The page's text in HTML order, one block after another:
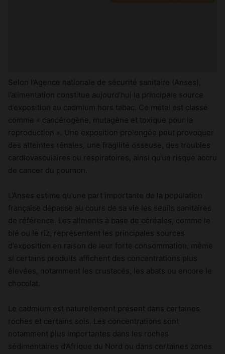
Selon l’Agence nationale de sécurité sanitaire (Anses),
l’alimentation constitue aujourd’hui la principale source
d’exposition au cadmium hors tabac. Ce métal est classé
comme « cancérogène, mutagène et toxique pour la
reproduction ». Une exposition prolongée peut provoquer
des atteintes rénales, une fragilité osseuse, des troubles
cardiovasculaires ou respiratoires, ainsi qu’un risque accru
de cancer du poumon.
L’Anses estime qu’une part importante de la population
française dépasse au cours de sa vie les seuils sanitaires
de référence. Les aliments à base de céréales, comme le
blé ou le riz, représentent les principales sources
d’exposition en raison de leur forte consommation, même
si certains produits affichent des concentrations plus
élevées, notamment les crustacés, les abats ou encore le
chocolat.
Le cadmium est naturellement présent dans certaines
roches et certains sols. Les concentrations sont
notamment plus importantes dans les roches
sédimentaires d’Afrique du Nord ou dans certaines zones